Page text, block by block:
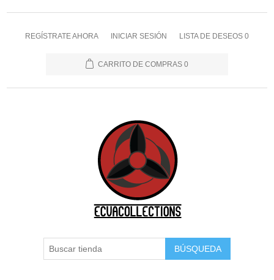
REGÍSTRATE AHORA INICIAR SESIÓN LISTA DE DESEOS 0
CARRITO DE COMPRAS 0
BÚSQUEDA